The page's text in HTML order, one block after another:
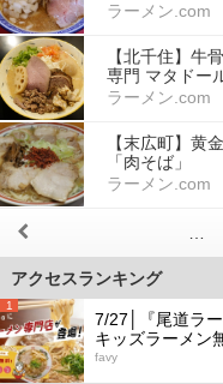
ラーメン.com
【北千住】牛
専門 マタドー
ラーメン.com
【末広町】黄
「肉そば」
ラーメン.com
アクセスランキング
1
7/27│『尾道ラ
キッズラーメン
favy